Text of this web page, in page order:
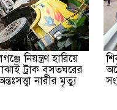
নিয়ন্ত্রণ হারিয়ে
ট্রাক বসতঘরের
নারীর মৃত্যু